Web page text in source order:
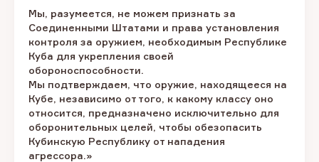
Мы, разумеется, не можем признать за
Соединенными Штатами и права установления
контроля за оружием, необходимым Республике
Куба для укрепления своей
обороноспособности.
Мы подтверждаем, что оружие, находящееся на
Кубе, независимо от того, к какому классу оно
относится, предназначено исключительно для
оборонительных целей, чтобы обезопасить
Кубинскую Республику от нападения
агрессора.»